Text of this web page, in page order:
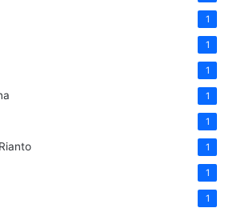
1
1
1
1
1
1
1
1